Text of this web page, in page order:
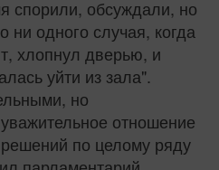
спорили, обсуждали, но
ни одного случая, когда
хлопнул дверью, и
уйти из зала".
но
отношение
по целому ряду